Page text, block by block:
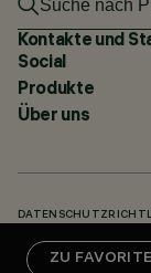
ZU
Kontakte und
Social
Produkte
Über uns
UNSERE CODES